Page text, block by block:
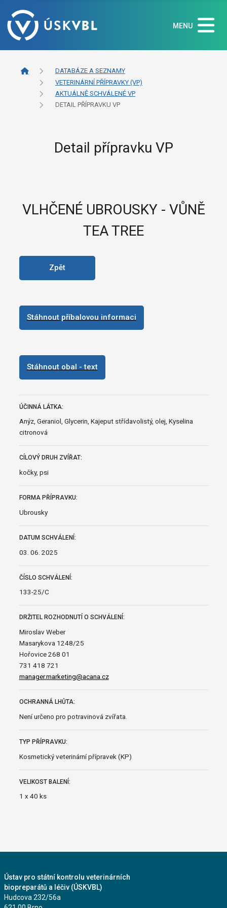
MENU
DATABÁZE A SEZNAMY
VETERINÁRNÍ PŘÍPRAVKY (VP)
AKTUÁLNĚ SCHVÁLENÉ VP
DETAIL PŘÍPRAVKU VP
Detail přípravku VP
VLHČENÉ UBROUSKY - VŮNĚ
TEA TREE
Zpět
Stáhnout příbalovou informaci
Stáhnout obal - text
ÚČINNÁ LÁTKA:
Anýz, Geraniol, Glycerin, Kajeput střídavolistý, olej, Kyselina
citronová
CÍLOVÝ DRUH ZVÍŘAT:
kočky, psi
FORMA PŘÍPRAVKU:
Ubrousky
DATUM SCHVÁLENÍ:
03. 06. 2025
ČÍSLO SCHVÁLENÍ:
133-25/C
DRŽITEL ROZHODNUTÍ O SCHVÁLENÍ:
Miroslav Weber
Masarykova 1248/25
Hořovice 268 01
731 418 721
manager.marketing@acana.cz
OCHRANNÁ LHŮTA:
Není určeno pro potravinová zvířata.
TYP PŘÍPRAVKU:
Kosmetický veterinární přípravek (KP)
VELIKOST BALENÍ:
1 x 40 ks
Ústav pro státní kontrolu veterinárních
biopreparátů a léčiv (ÚSKVBL)
Hudcova 232/56a